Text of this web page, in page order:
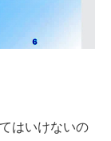
はいけないの